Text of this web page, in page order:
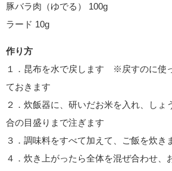
豚バラ肉（ゆでる） 100g
ラード 10g
作り方
１．昆布を水で戻します ※戻すのに使
ておきます
２．炊飯器に、研いだお米を入れ、しょ
合の目盛りまで注ぎます
３．調味料をすべて加えて、ご飯を炊き
４．炊き上がったら全体を混ぜ合わせ、